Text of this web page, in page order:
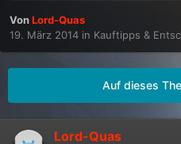
VonLord-Quas
19. März 2014 in Kauftipps &
Auf dieses
Lord-Quas